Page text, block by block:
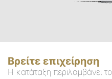
Βρείτε επιχείρηση
Η κατάταξη περιλαμβάνει